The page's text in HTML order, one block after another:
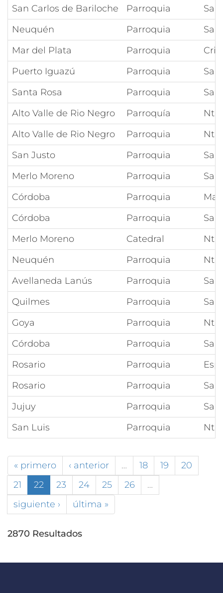
San Carlos de Bariloche Parroquia
Neuquén
Parroquia
Mar del Plata
Parroquia
Puerto Iguazú
Parroquia
Santa Rosa
Parroquia
Alto Valle de Rio Negro
Parroquía
Alto Valle de Rio Negro
Parroquia
San Justo
Parroquia
Merlo Moreno
Parroquia
San
Córdoba
Parroquia
Córdoba
Parroquia
Merlo Moreno
Catedral
Neuquén
Parroquia
Avellaneda Lanús
Parroquia
Quilmes
Parroquia
Goya
Parroquia
Córdoba
Parroquia
Rosario
Parroquia
Rosario
Parroquia
San
Jujuy
Parroquia
San Luis
Parroquia
« primero ‹ anterior … 18 19
20
21
22 23 24 25 26
…
siguiente ›
última »
2870 Resultados